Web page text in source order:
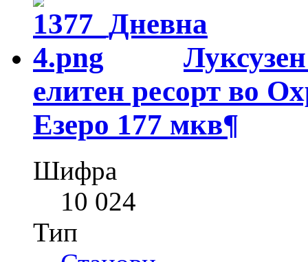
елитен ресорт во
Езеро 177 мкв¶
Шифра
10 024
Тип